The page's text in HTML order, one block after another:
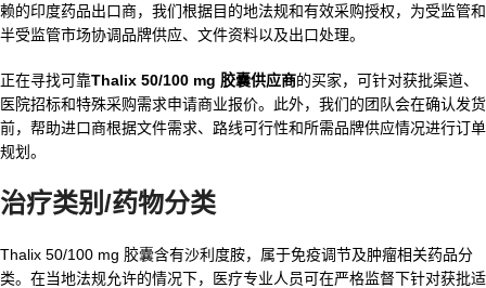
赖的印度药品出口商，我们根据目的地法规和有效采购授权，为受监管和
半受监管市场协调品牌供应、文件资料以及出口处理。
正在寻找可靠Thalix 50/100 mg 胶囊供应商的买家，可针对获批渠道、
医院招标和特殊采购需求申请商业报价。此外，我们的团队会在确认发货
前，帮助进口商根据文件需求、路线可行性和所需品牌供应情况进行订单
规划。
治疗类别/药物分类
Thalix 50/100 mg 胶囊含有沙利度胺，属于免疫调节及肿瘤相关药品分
类。在当地法规允许的情况下，医疗专业人员可在严格监督下针对获批适